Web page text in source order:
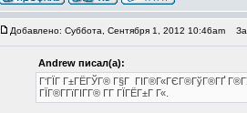
Добавлено: Суббота, Сентября 1, 2012 10:46am
Andrew писал(а):
Г‘ГЇГ Г±ГЁГЎГ® Г§Г ГІГ®Г«ГЄГ®ГўГ®ГҐ
ГЇГ®Г­ГїГІГ­Г® Г­Г ГЇГЁГ±Г Г«.